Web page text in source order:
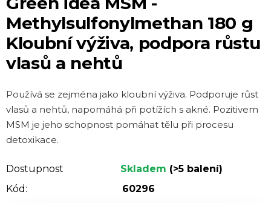
Methylsulfonylmethan 180 g
Kloubní výživa, podpora růstu
vlasů a nehtů
produktu
je
0,0
z 5
Používá se zejména jako kloubní výživa. Podporuje růst
vlasů a nehtů, napomáhá při potížích s akné. Pozitivem
MSM je jeho schopnost pomáhat tělu při procesu
detoxikace.
Dostupnost Skladem (>5 balení)
Kód:
60296